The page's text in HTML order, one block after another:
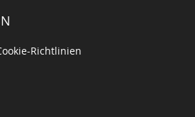
Richtlinien